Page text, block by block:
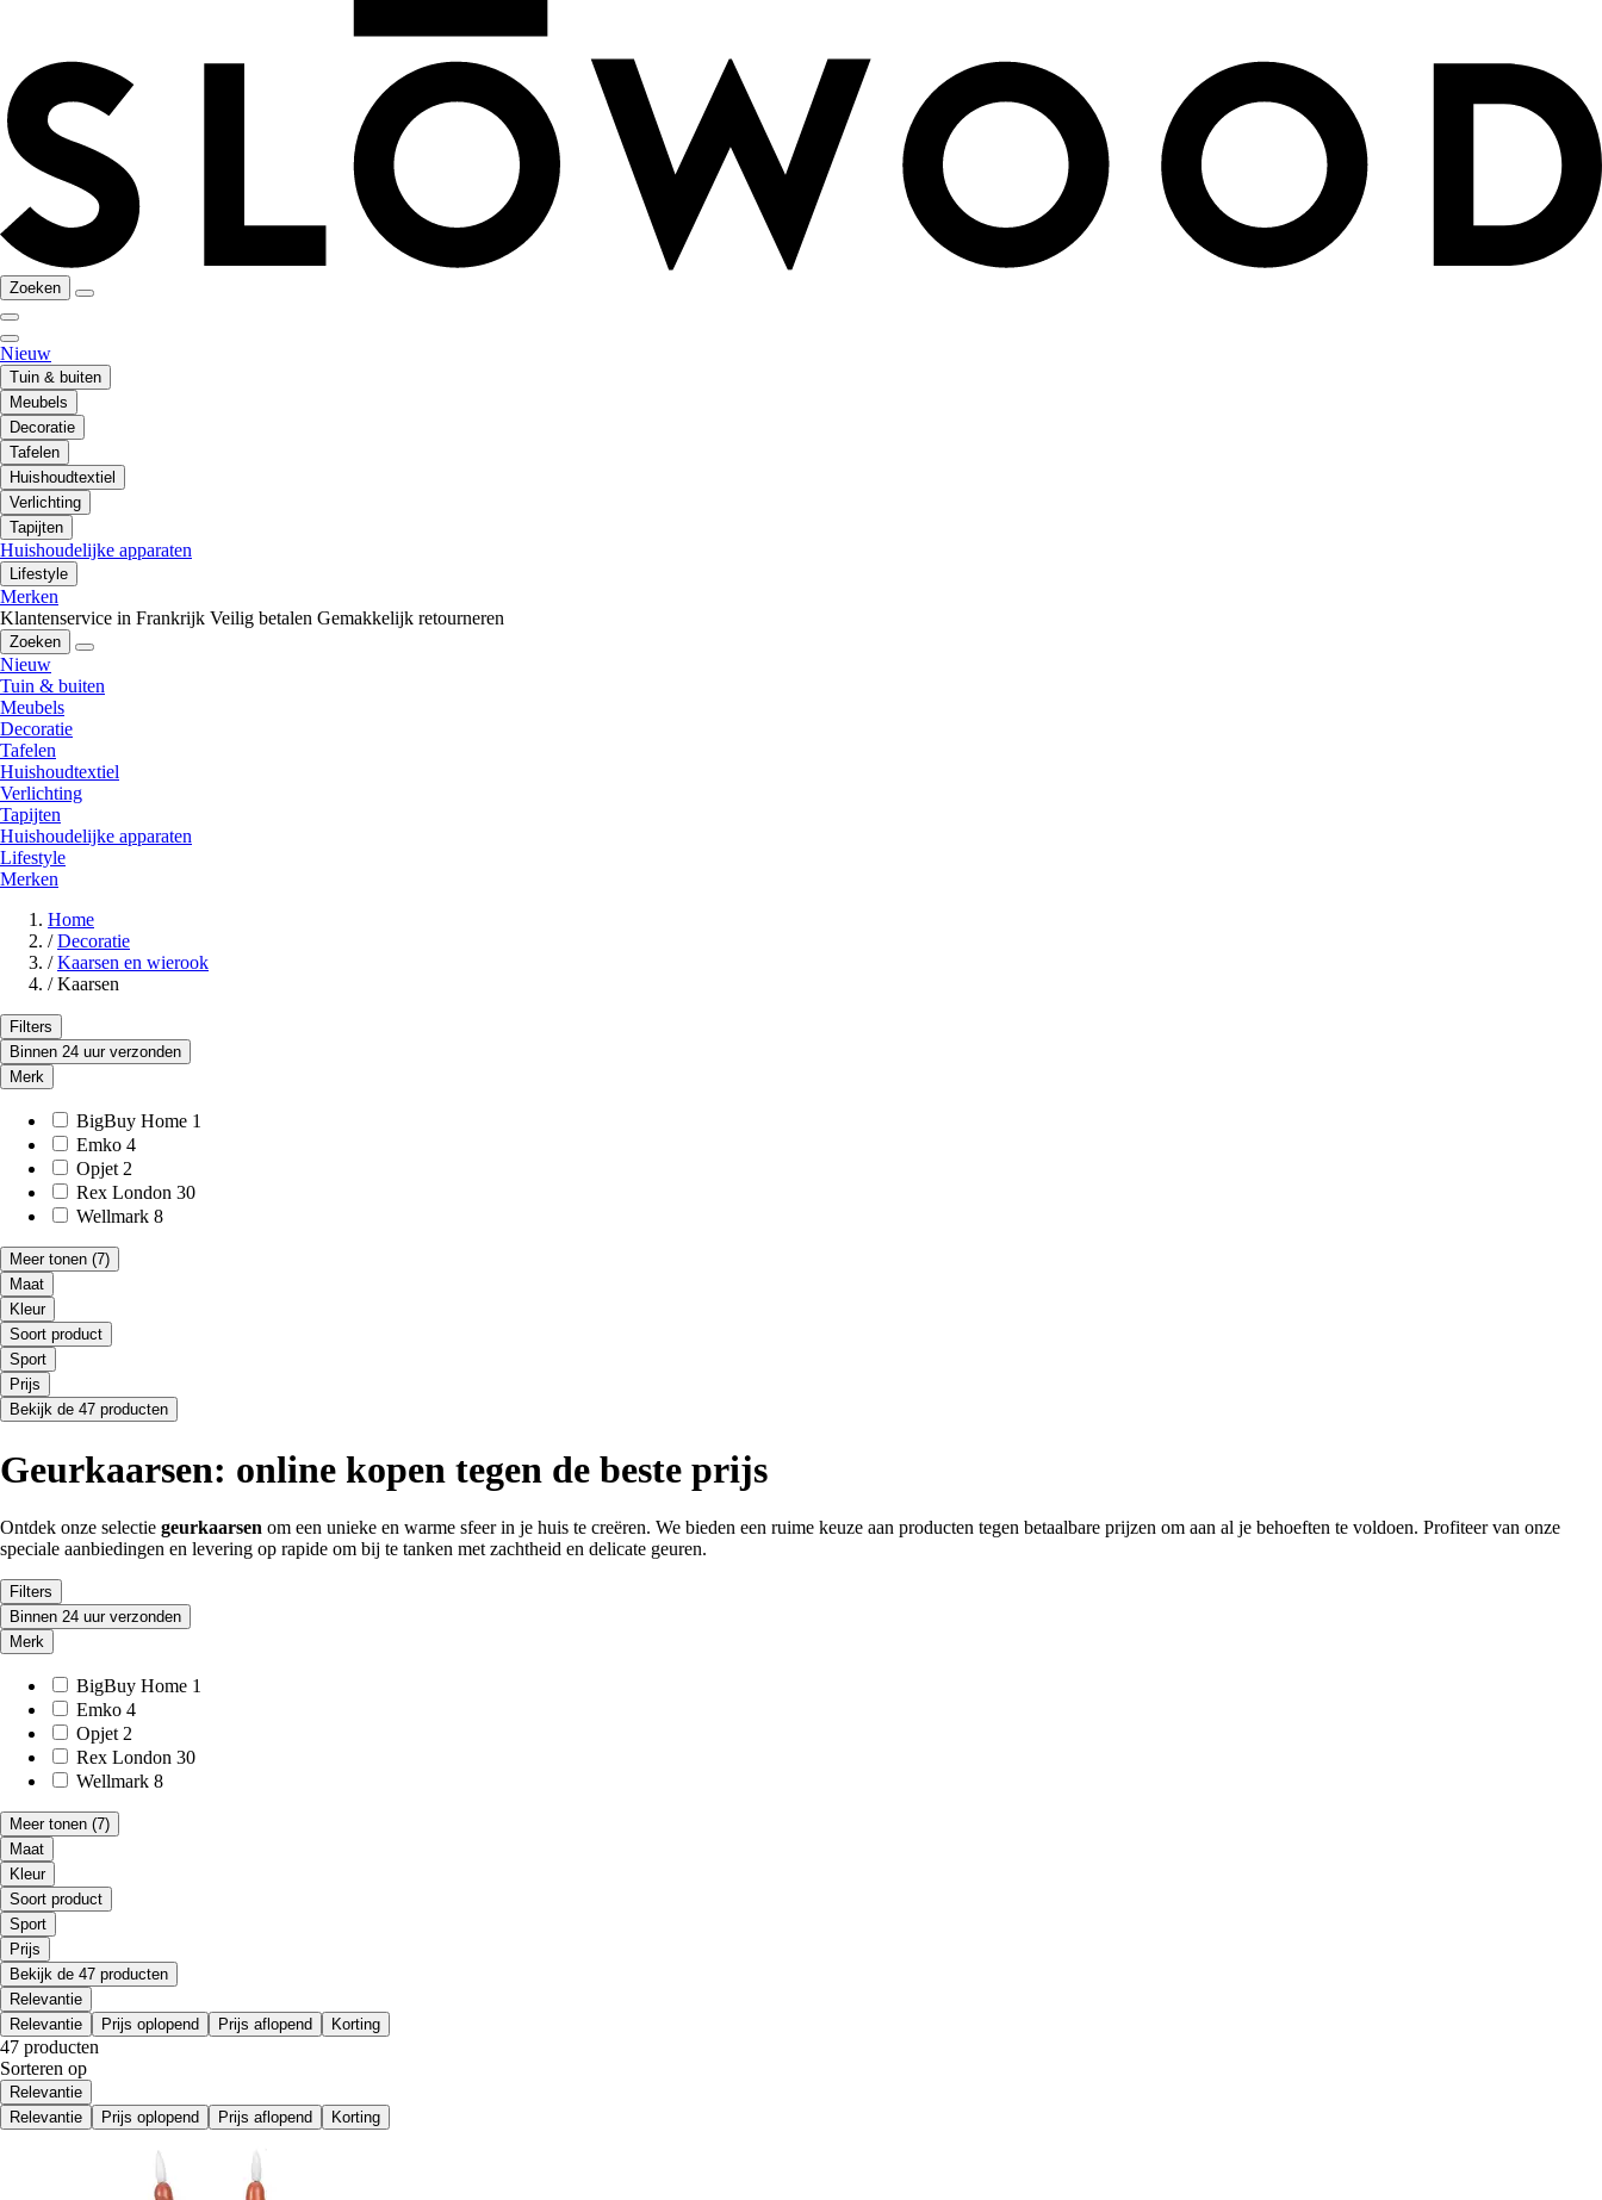
Zoeken
Nieuw
Tuin & buiten
Meubels
Decoratie
Tafelen
Huishoudtextiel
Verlichting
Tapijten
Huishoudelijke apparaten
Lifestyle
Merken
Klantenservice in Frankrijk Veilig betalen Gemakkelijk retourneren
Zoeken
Nieuw
Tuin & buiten
Meubels
Decoratie
Tafelen
Huishoudtextiel
Verlichting
Tapijten
Huishoudelijke apparaten
Lifestyle
Merken
Home
/ Decoratie
/ Kaarsen en wierook
/ Kaarsen
Filters
Binnen 24 uur verzonden
Merk
BigBuy Home 1
Emko 4
Opjet 2
Rex London 30
Wellmark 8
Meer tonen (7)
Maat
Kleur
Soort product
Sport
Prijs
Bekijk de 47 producten
Geurkaarsen: online kopen tegen de beste prijs
Ontdek onze selectie geurkaarsen om een unieke en warme sfeer in je huis te creëren. We bieden een ruime keuze aan producten tegen betaalbare prijzen om aan al je behoeften te voldoen. Profiteer van onze
speciale aanbiedingen en levering op rapide om bij te tanken met zachtheid en delicate geuren.
Filters
Binnen 24 uur verzonden
Merk
BigBuy Home 1
Emko 4
Opjet 2
Rex London 30
Wellmark 8
Meer tonen (7)
Maat
Kleur
Soort product
Sport
Prijs
Bekijk de 47 producten
Relevantie
Relevantie
Prijs oplopend Prijs aflopend Korting
47 producten
Sorteren op
Relevantie
Relevantie
Prijs oplopend Prijs aflopend Korting